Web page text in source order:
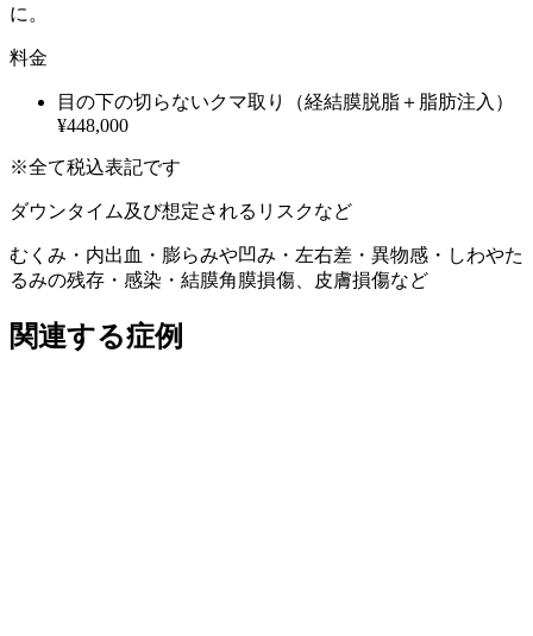
に。
料金
目の下の切らないクマ取り（経結膜脱脂＋脂肪注入）
¥448,000
※全て税込表記です
ダウンタイム及び想定されるリスクなど
むくみ・内出血・膨らみや凹み・左右差・異物感・しわやた
るみの残存・感染・結膜角膜損傷、皮膚損傷など
関連する症例